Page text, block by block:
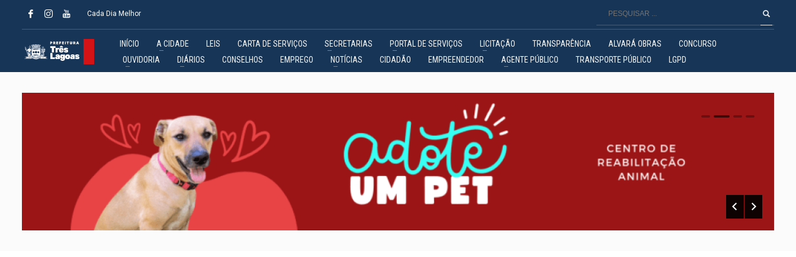
Cada Dia Melhor
INÍCIO A CIDADE LEIS CARTA DE SERVIÇOS SECRETARIAS PORTAL DE SERVIÇOS LICITAÇÃO TRANSPARÊNCIA ALVARÁ OBRAS
CONCURSO
OUVIDORIA
DIÁRIOS CONSELHOS EMPREGO NOTÍCIAS CIDADÃO EMPREENDEDOR AGENTE PÚBLICO TRANSPORTE PÚBLICO LGPD
0 1 2